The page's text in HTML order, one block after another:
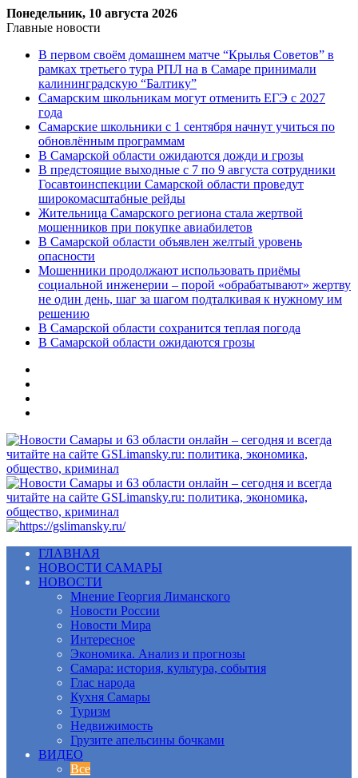
Понедельник, 10 августа 2026
Главные новости
В первом своём домашнем матче “Крылья Советов” в
рамках третьего тура РПЛ на в Самаре принимали
калининградскую “Балтику”
Самарским школьникам могут отменить ЕГЭ с 2027
года
Самарские школьники с 1 сентября начнут учиться по
обновлённым программам
В Самарской области ожидаются дожди и грозы
В предстоящие выходные с 7 по 9 августа сотрудники
Госавтоинспекции Самарской области проведут
широкомасштабные рейды
Жительница Самарского региона стала жертвой
мошенников при покупке авиабилетов
В Самарской области объявлен желтый уровень
опасности
Мошенники продолжают использовать приёмы
социальной инженерии – порой «обрабатывают» жертву
не один день, шаг за шагом подталкивая к нужному им
решению
В Самарской области сохранится теплая погода
В Самарской области ожидаются грозы
Меню
ГЛАВНАЯ
НОВОСТИ САМАРЫ
НОВОСТИ
Мнение Георгия Лиманского
Новости России
Новости Мира
Интересное
Экономика. Анализ и прогнозы
Самара: история, культура, события
Глас народа
Кухня Самары
Туризм
Недвижимость
Грузите апельсины бочками
ВИДЕО
Все